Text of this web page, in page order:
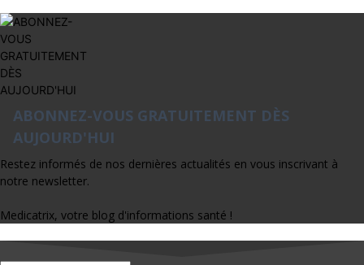
ABONNEZ-VOUS GRATUITEMENT DÈS
AUJOURD'HUI
Restez informés de nos dernières actualités en vous inscrivant à
notre newsletter.
Medicatrix, votre blog d'informations santé !